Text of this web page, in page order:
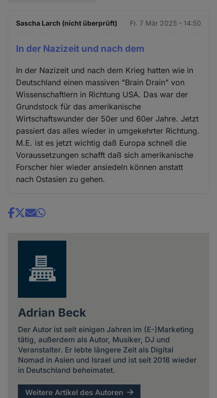
Sascha Larch (nicht überprüft) Fr. 7 Mär 2025 - 14:50
In der Nazizeit und nach dem
In der Nazizeit und nach dem Krieg hatten wie in
Deutschland einen massiven "Brain Drain" von
Wissenschaftlern in Richtung USA. Das war der
Grundstock für das amerikanische
Wirtschaftswunder der 50er und 60er Jahre. Jetzt
passiert das alles wieder in umgekehrter Richtung.
M.E. ist es jetzt wichtig daß Europa schnell die
Voraussetzungen schafft daß sich amerikanische
Forscher hier wieder ansiedeln können anstatt
nach Ostasien zu gehen.
Share
Adrian Beck
Der Autor ist seit einigen Jahren im (E-)Marketing
tätig, außerdem als Autor, Musiker, DJ und
Veranstalter. Er lebte längere Zeit als Digital
Nomad in Asien und Israel und ist seit 2018 wieder
in Deutschland beheimatet.
Weitere Artikel des Autoren